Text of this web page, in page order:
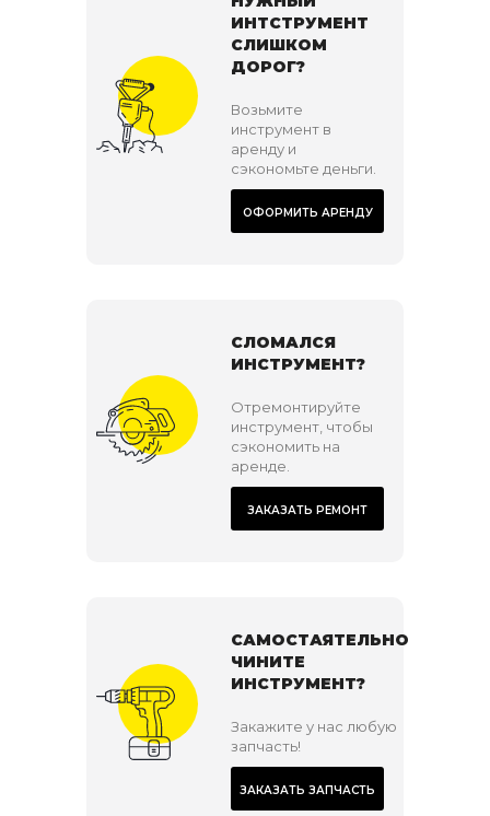
ИНТСТРУМЕНТ
СЛИШКОМ
ДОРОГ?
Возьмите
инструмент в
аренду и
сэкономьте деньги.
ОФОРМИТЬ АРЕНДУ
СЛОМАЛСЯ
ИНСТРУМЕНТ?
Отремонтируйте
инструмент, чтобы
сэкономить на
аренде.
ЗАКАЗАТЬ РЕМОНТ
САМОСТАЯТЕЛЬНО
ЧИНИТЕ
ИНСТРУМЕНТ?
Закажите у нас любую
запчасть!
ЗАКАЗАТЬ ЗАПЧАСТЬ